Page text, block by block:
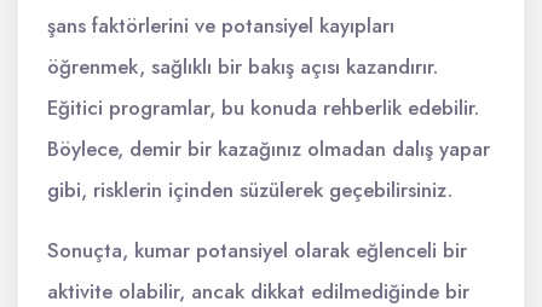
şans faktörlerini ve potansiyel kayıpları
öğrenmek, sağlıklı bir bakış açısı kazandırır.
Eğitici programlar, bu konuda rehberlik edebilir.
Böylece, demir bir kazağınız olmadan dalış yapar
gibi, risklerin içinden süzülerek geçebilirsiniz.
Sonuçta, kumar potansiyel olarak eğlenceli bir
aktivite olabilir, ancak dikkat edilmediğinde bir